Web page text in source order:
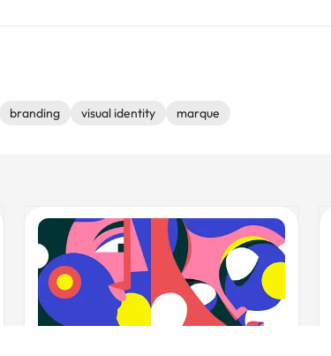
branding visual identity marque